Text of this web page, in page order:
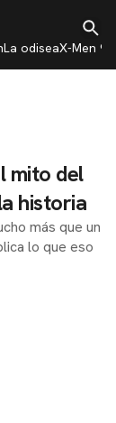
La odiseaX-Men 97
mito del
historia
más que un
lo que eso